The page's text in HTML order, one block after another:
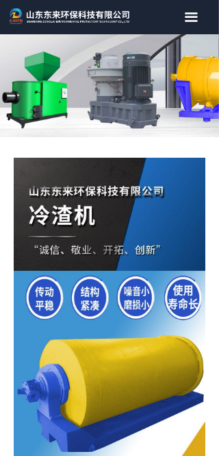
끀
首页
产品中心
新闻资讯
联系我们